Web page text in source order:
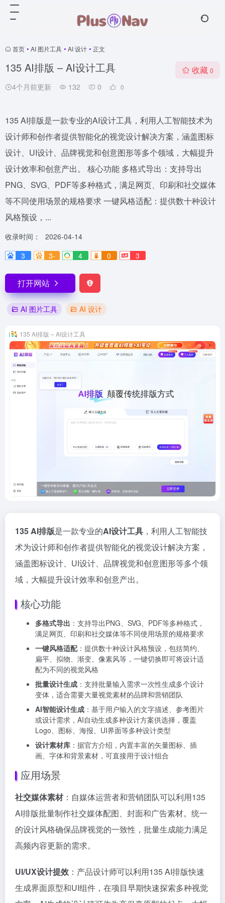
首页 • AI 图片工具 • AI 设计 • 正文
135 AI排版 – AI设计工具
4个月前更新 132 0 0
收藏 0
135 AI排版是一款专业的AI设计工具，利用人工智能技术为
设计师和创作者提供智能化的视觉设计解决方案，涵盖图标
设计、UI设计、品牌视觉和创意图形等多个领域，大幅提升
设计效率和创意产出。 核心功能 多格式导出：支持导出
PNG、SVG、PDF等多种格式，满足网页、印刷和社交媒体
等不同使用场景的规格要求 一键风格适配：提供数十种设计
风格预设，...
收录时间：
2026-04-14
3
3- 4 0 3
打开网站
AI 图片工具 AI 设计
135 AI排版 – AI设计工具
135 AI排版是一款专业的AI设计工具 ，利用人工智能技
术为设计师和创作者提供智能化的视觉设计解决方案，
涵盖图标设计、UI设计、品牌视觉和创意图形等多个领
域，大幅提升设计效率和创意产出。
核心功能
多格式导出 ：支持导出PNG、SVG、PDF等多种格式，
满足网页、印刷和社交媒体等不同使用场景的规格要求
一键风格适配：提供数十种设计风格预设，包括简约、
扁平、拟物、渐变、像素风等，一键切换即可将设计适
配为不同的视觉风格
批量设计生成 ：支持批量输入需求一次性生成多个设计
变体，适合需要大量视觉素材的品牌和营销团队
AI智能设计生成 ：基于用户输入的文字描述、参考图片
或设计需求，AI自动生成多种设计方案供选择，覆盖
Logo、图标、海报、UI界面等多种设计类型
设计素材库 ：据官方介绍，内置丰富的矢量图标、插
画、字体和背景素材，可直接用于设计组合
应用场景
社交媒体素材：自媒体运营者和营销团队可以利用135
AI排版批量制作社交媒体配图、封面和广告素材。统一
的设计风格确保品牌视觉的一致性，批量生成能力满足
高频内容更新的需求。
UI/UX设计提效 ：产品设计师可以利用135 AI排版快速
生成界面原型和UI组件，在项目早期快速探索多种视觉